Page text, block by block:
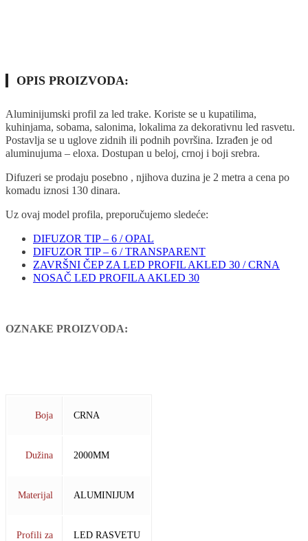
OPIS PROIZVODA:
Aluminijumski profil za led trake. Koriste se u kupatilima,
kuhinjama, sobama, salonima, lokalima za dekorativnu led rasvetu.
Postavlja se u uglove zidnih ili podnih površina. Izrađen je od
aluminujuma – eloxa. Dostupan u beloj, crnoj i boji srebra.
Difuzeri se prodaju posebno , njihova duzina je 2 metra a cena po
komadu iznosi 130 dinara.
Uz ovaj model profila, preporučujemo sledeće:
DIFUZOR TIP – 6 / OPAL
DIFUZOR TIP – 6 / TRANSPARENT
ZAVRŠNI ČEP ZA LED PROFIL AKLED 30 / CRNA
NOSAČ LED PROFILA AKLED 30
OZNAKE PROIZVODA:
Boja CRNA
Dužina 2000MM
Materijal ALUMINIJUM
Profili za LED RASVETU